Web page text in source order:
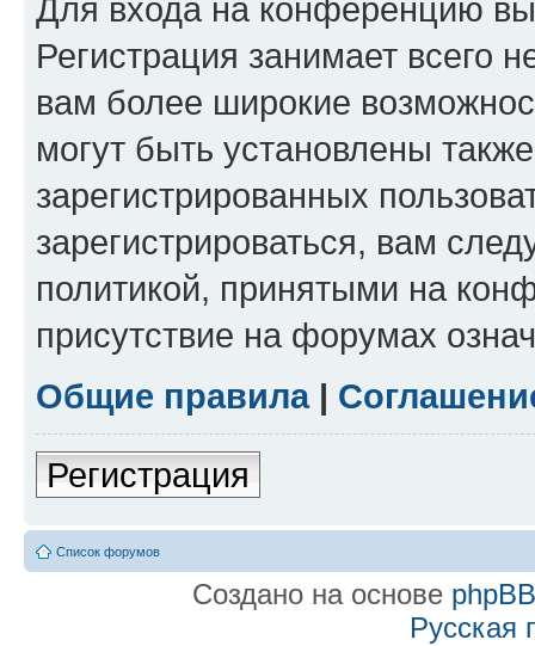
Для входа на конференцию
Регистрация занимает всего
вам более широкие
могут быть установлены
зарегистрированных
зарегистрироваться, вам
политикой, принятыми на
присутствие на форумах
Общие правила|
Регистрация
Список форумов
Создано на основе phpBB
Русская